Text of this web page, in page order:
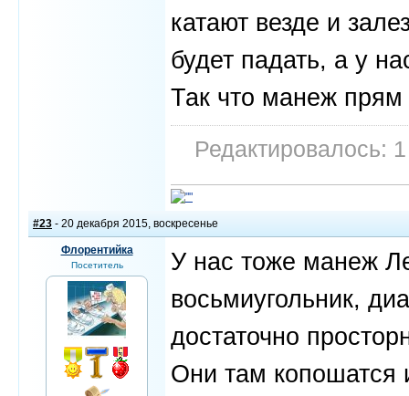
катают везде и
будет падать, а у
Так что манеж прям
Редактировалось:
#23 - 20 декабря 2015, воскресенье
Флорентийка
Посетитель
У нас тоже манеж
восьмиугольник,
достаточно
Они там копошатся